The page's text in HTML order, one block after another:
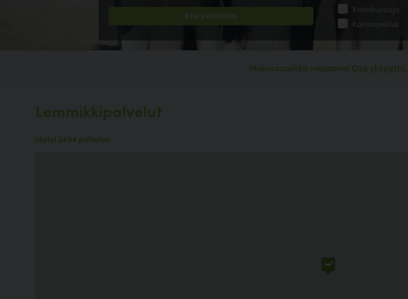
Koirakuvaaja
Koirasovellus
Mainospaikka vapaana! Ota yhteyttä.
Lemmikkipalvelut
Löytyi 2494 palvelua